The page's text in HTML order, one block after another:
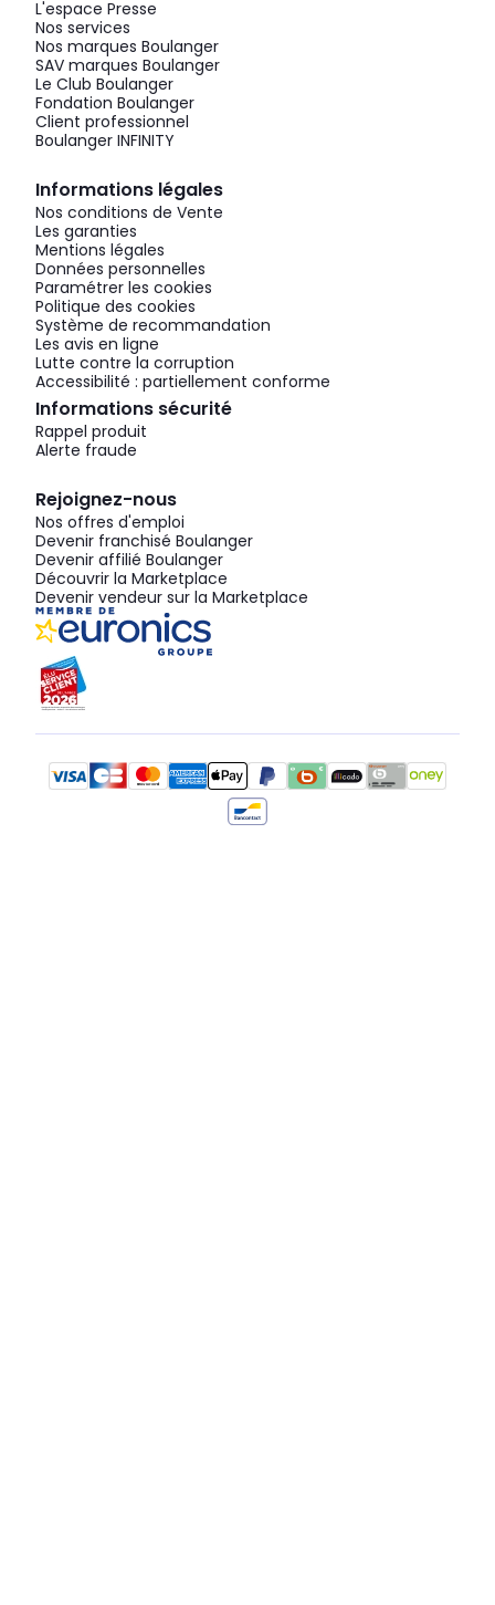
L'espace Presse
Nos services
Nos marques Boulanger
SAV marques Boulanger
Le Club Boulanger
Fondation Boulanger
Client professionnel
Boulanger INFINITY
Informations légales
Nos conditions de Vente
Les garanties
Mentions légales
Données personnelles
Paramétrer les cookies
Politique des cookies
Système de recommandation
Les avis en ligne
Lutte contre la corruption
Accessibilité : partiellement conforme
Informations sécurité
Rappel produit
Alerte fraude
Rejoignez-nous
Nos offres d'emploi
Devenir franchisé Boulanger
Devenir affilié Boulanger
Découvrir la Marketplace
Devenir vendeur sur la Marketplace